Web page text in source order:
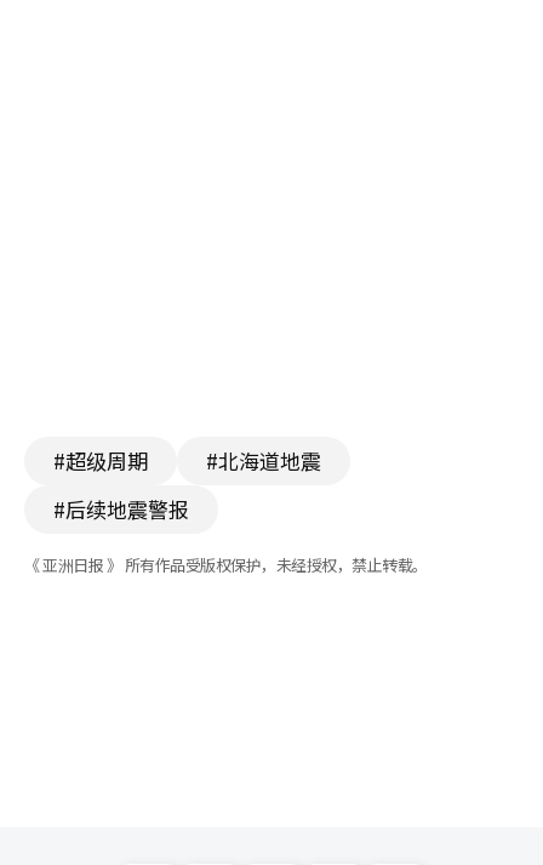
#超级周期
#北海道地震
#后续地震警报
《 亚洲日报 》 所有作品受版权保护，未经授权，禁止转载。